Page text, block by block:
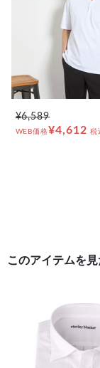
¥6,589
WEB価格¥4,612 税
このアイテムを